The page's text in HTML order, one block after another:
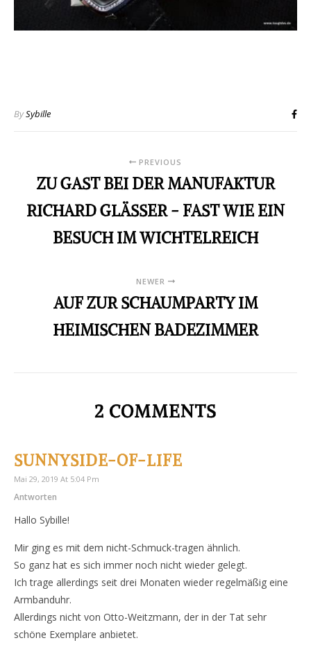
BySybille
PREVIOUS
ZU GAST BEI DER MANUFAKTUR
RICHARD GLÄSSER - FAST WIE EIN
BESUCH IM WICHTELREICH
NEWER
AUF ZUR SCHAUMPARTY IM
HEIMISCHEN BADEZIMMER
2 COMMENTS
SUNNYSIDE-OF-LIFE
Mai 29, 2019 At 5:04 Pm
Antworten
Hallo Sybille!
Mir ging es mit dem nicht-Schmuck-tragen ähnlich.
So ganz hat es sich immer noch nicht wieder gelegt.
Ich trage allerdings seit drei Monaten wieder regelmäßig eine
Armbanduhr.
Allerdings nicht von Otto-Weitzmann, der in der Tat sehr
schöne Exemplare anbietet.